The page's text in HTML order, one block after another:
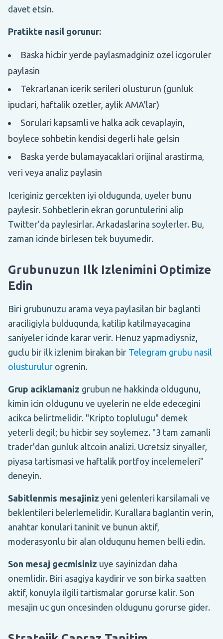
davet etsin.
Pratikte nasil gorunur:
Baska hicbir yerde paylasmadginiz ozel icgoruler
paylasin
Tekrarlanan icerik serileri olusturun (gunluk
ipuclari, haftalik ozetler, aylik AMA'lar)
Sorulari kapsamli ve halka acik cevaplayin,
boylece sohbetin kendisi degerli hale gelsin
Baska yerde bulamayacaklari orijinal arastirma,
veri veya analiz paylasin
Iceriginiz gercekten iyi oldugunda, uyeler bunu
paylesir. Sohbetlerin ekran goruntulerini alip
Twitter'da paylesirlar. Arkadaslarina soylerler. Bu,
zaman icinde birlesen tek buyumedir.
Grubunuzun Ilk Izlenimini Optimize
Edin
Biri grubunuzu arama veya paylasilan bir baglanti
araciligiyla bulduqunda, katilip katilmayacagina
saniyeler icinde karar verir. Henuz yapmadiysniz,
guclu bir ilk izlenim birakan bir Telegram grubu nasil
olusturulur ogrenin.
Grup aciklamaniz grubun ne hakkinda oldugunu,
kimin icin oldugunu ve uyelerin ne elde edecegini
acikca belirtmelidir. "Kripto toplulugu" demek
yeterli degil; bu hicbir sey soylemez. "3 tam zamanli
trader'dan gunluk altcoin analizi. Ucretsiz sinyaller,
piyasa tartismasi ve haftalik portfoy incelemeleri"
deneyin.
Sabitlenmis mesajiniz yeni gelenleri karsilamali ve
beklentileri belerlemelidir. Kurallara baglantin verin,
anahtar konulari taninit ve bunun aktif,
moderasyonlu bir alan olduqunu hemen belli edin.
Son mesaj gecmisiniz uye sayinizdan daha
onemlidir. Biri asagiya kaydirir ve son birka saatten
aktif, konuyla ilgili tartismalar gorurse kalir. Son
mesajin uc gun oncesinden oldugunu gorurse gider.